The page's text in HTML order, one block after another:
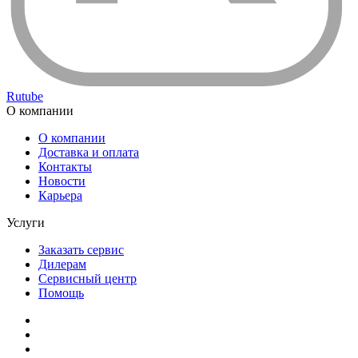
Rutube
О компании
О компании
Доставка и оплата
Контакты
Новости
Карьера
Услуги
Заказать сервис
Дилерам
Сервисный центр
Помощь